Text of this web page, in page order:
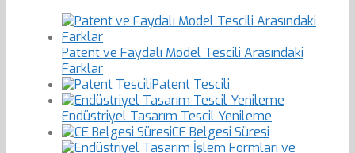
Patent ve Faydalı Model Tescili Arasındaki
Farklar
Patent Tescili
Endüstriyel Tasarım Tescil Yenileme
CE Belgesi Süresi